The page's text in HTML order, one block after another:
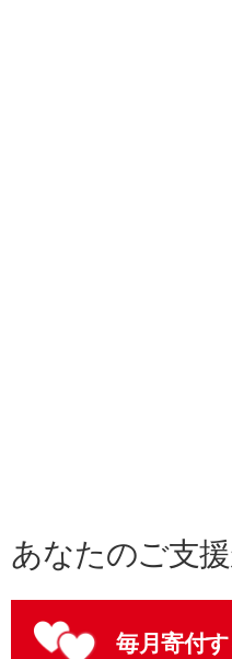
あなたのご支
毎月寄付